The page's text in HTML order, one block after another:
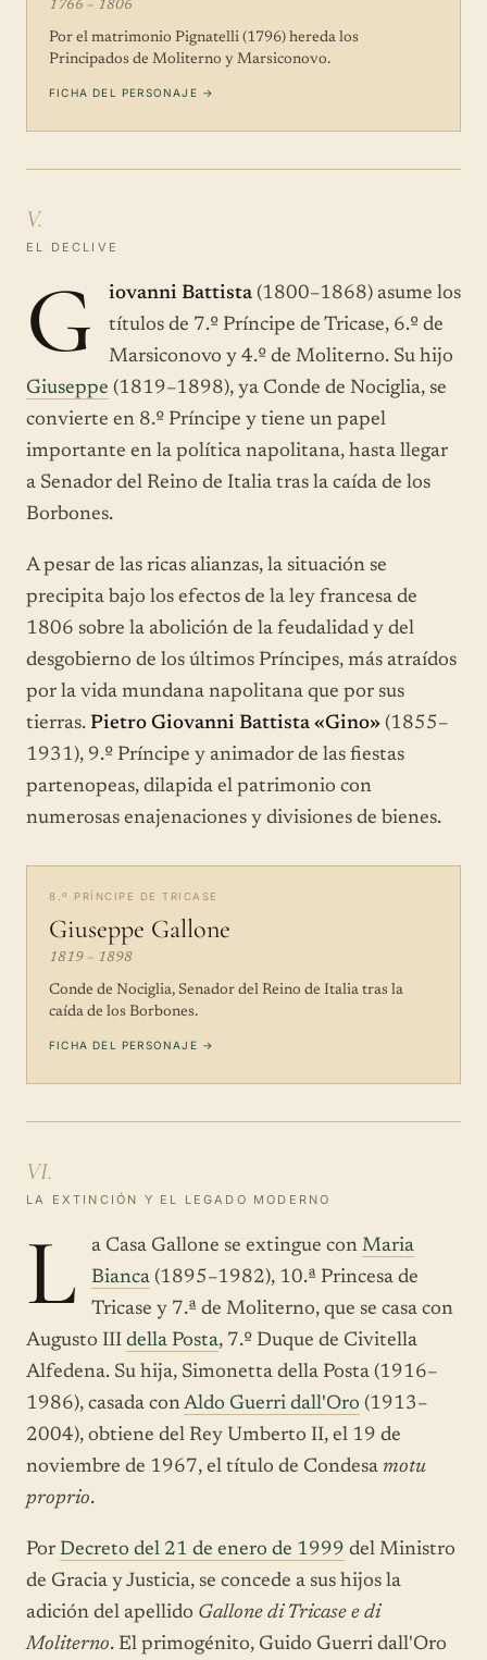
1766 – 1806
Por el matrimonio Pignatelli (1796) hereda los
Principados de Moliterno y Marsiconovo.
FICHA DEL PERSONAJE →
V.
EL DECLIVE
G iovanni Battista (1800–1868) asume los
títulos de 7.º Príncipe de Tricase, 6.º de
Marsiconovo y 4.º de Moliterno. Su hijo
Giuseppe (1819–1898), ya Conde de Nociglia, se
convierte en 8.º Príncipe y tiene un papel
importante en la política napolitana, hasta llegar
a Senador del Reino de Italia tras la caída de los
Borbones.
A pesar de las ricas alianzas, la situación se
precipita bajo los efectos de la ley francesa de
1806 sobre la abolición de la feudalidad y del
desgobierno de los últimos Príncipes, más atraídos
por la vida mundana napolitana que por sus
tierras. Pietro Giovanni Battista «Gino» (1855–
1931), 9.º Príncipe y animador de las fiestas
partenopeas, dilapida el patrimonio con
numerosas enajenaciones y divisiones de bienes.
8.º PRÍNCIPE DE TRICASE
Giuseppe Gallone
1819 – 1898
Conde de Nociglia, Senador del Reino de Italia tras la
caída de los Borbones.
FICHA DEL PERSONAJE →
VI.
LA EXTINCIÓN Y EL LEGADO MODERNO
L a Casa Gallone se extingue con Maria
Bianca (1895–1982), 10.ª Princesa de
Tricase y 7.ª de Moliterno, que se casa con
Augusto III della Posta, 7.º Duque de Civitella
Alfedena. Su hija, Simonetta della Posta (1916–
1986), casada conAldo Guerri dall'Oro (1913–
2004), obtiene del Rey Umberto II, el 19 de
noviembre de 1967, el título de Condesa motu
proprio.
Por Decreto del 21 de enero de 1999 del Ministro
de Gracia y Justicia, se concede a sus hijos la
adición del apellido Gallone di Tricase e di
Moliterno. El primogénito, Guido Guerri dall'Oro